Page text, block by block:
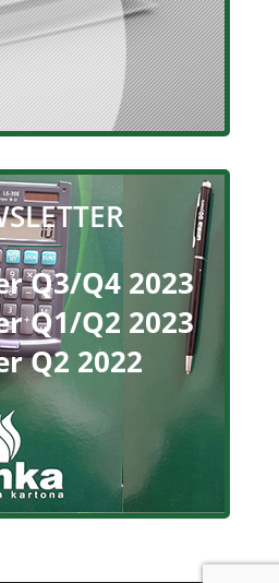
Q3/Q4 2023
Q1/Q2 2023
Q2 2022